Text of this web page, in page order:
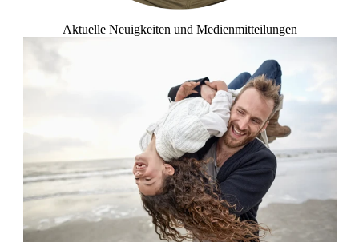
Aktuelle Neuigkeiten und Medienmitteilungen